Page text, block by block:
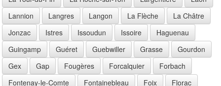
Lannion
Langres Langon La Flèche
La Châtre
Jonzac
Istres Issoudun Issoire
Haguenau
Guingamp
Guéret Guebwiller Grasse
Gourdon
Gex
Gap Fougères Forcalquier
Forbach
Fontenay-le-Comte
Fontainebleau Foix
Florac